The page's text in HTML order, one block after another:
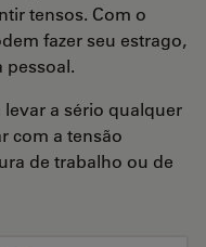
tensos. Com o
fazer seu estrago,
pessoal.
a sério qualquer
com a tensão
de trabalho ou de